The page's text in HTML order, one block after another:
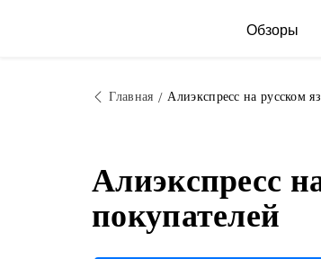
Обзоры
Главная Алиэкспресс на русском
Алиэкспресс
покупателей